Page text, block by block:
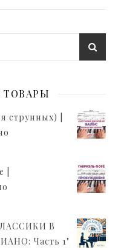
струнных) |
В
Часть 1"